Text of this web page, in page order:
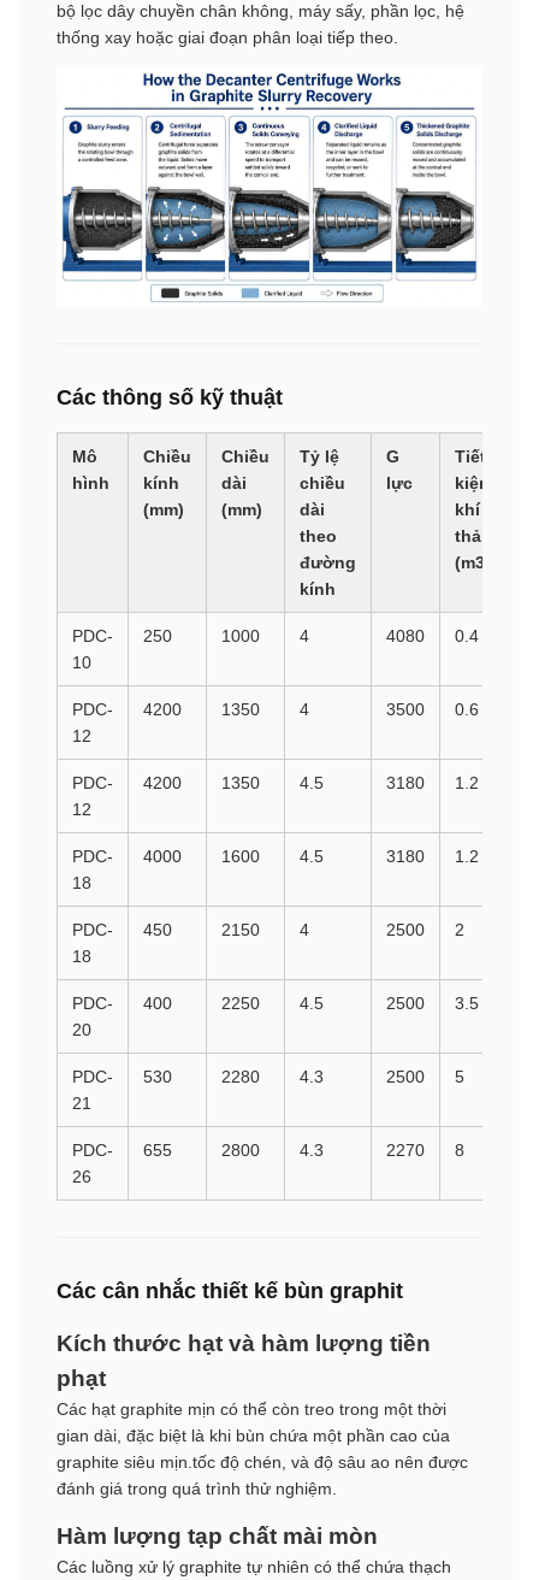
bộ lọc dây chuyền chân không, máy sấy, phần lọc, hệ
thống xay hoặc giai đoạn phân loại tiếp theo.
Các thông số kỹ thuật
Mô
hình
Chiều
kính
(mm)
Chiều
dài
(mm)
Tỷ lệ
chiều
dài
theo
đường
kính
G
lực
Tiết
kiệm
khí
thải
(m3/h)
PDC-
10
250 1000 4 4080 0.4
PDC-
12
4200 1350 4 3500 0.6
PDC-
12
4200 1350 4.5 3180 1.2
PDC-
18
4000 1600 4.5 3180 1.2
PDC-
18
450 2150 4 2500 2
PDC-
20
400 2250 4.5 2500 3.5
PDC-
21
530 2280 4.3 2500 5
PDC-
26
655 2800 4.3 2270 8
Các cân nhắc thiết kế bùn graphit
Kích thước hạt và hàm lượng tiền
phạt
Các hạt graphite mịn có thể còn treo trong một thời
gian dài, đặc biệt là khi bùn chứa một phần cao của
graphite siêu mịn.tốc độ chén, và độ sâu ao nên được
đánh giá trong quá trình thử nghiệm.
Hàm lượng tạp chất mài mòn
Các luồng xử lý graphite tự nhiên có thể chứa thạch